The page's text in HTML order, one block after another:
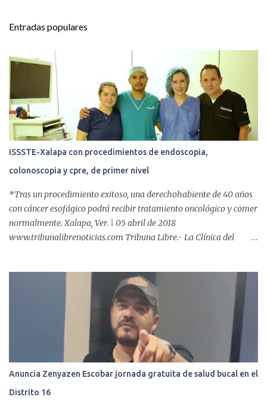
Entradas populares
ISSSTE-Xalapa con procedimientos de endoscopia,
colonoscopia y cpre, de primer nivel
*Tras un procedimiento exitoso, una derechohabiente de 40 años
con cáncer esofágico podrá recibir tratamiento oncológico y comer
normalmente. Xalapa, Ver. | 05 abril de 2018
www.tribunalibrenoticias.com Tribuna Libre.- La Clínica del
incluyen endoscopia, colonoscopia y colangiopancreatografía
retrógrada endoscópica (CPRE), con equipo de alta tecnología de
videoendoscopia gástrica y con especialistas certificados. Además
se cuenta con endoscopios de última tecnología que permiten
diagnósticos con mayor certeza y sin dolor para el paciente, a
través de la atención de un equipo de profesionales
multidisciplinario: tres endoscopistas, anestesiólogo y personal
auxiliar y de enfermería. En esta semana, se realizó un nuevo caso
de éxito, pues a través de la colocación de un stent metálico
Anuncia Zenyazen Escobar jornada gratuita de salud bucal en el
Distrito 16